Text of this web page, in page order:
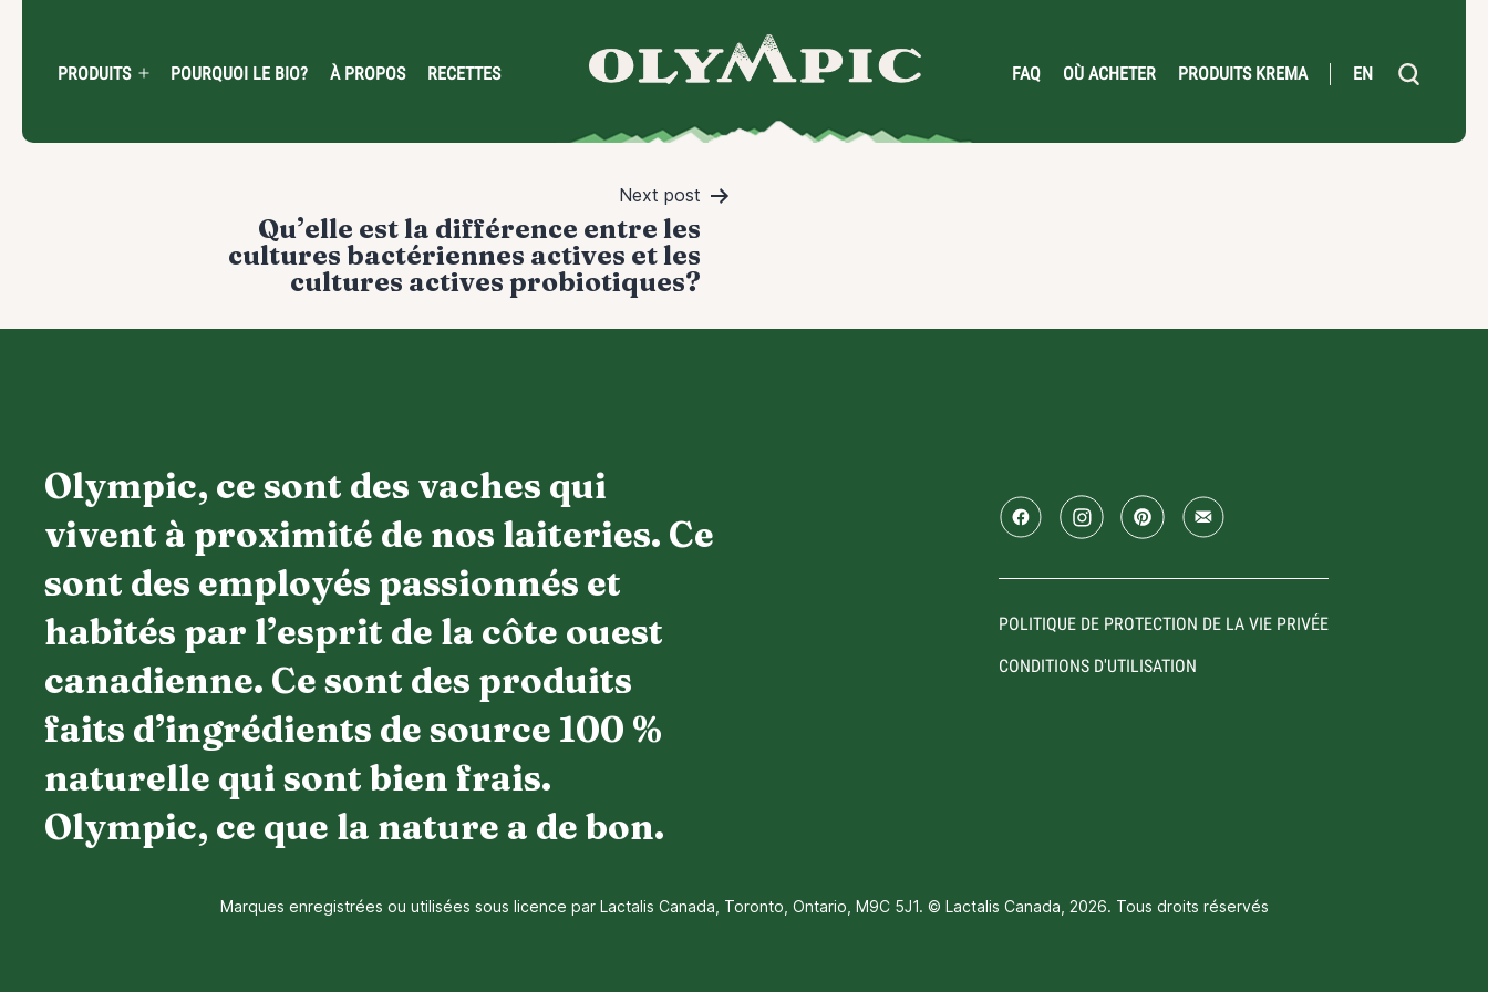
PRODUITS
Open
POURQUOI LE BIO? À PROPOS RECETTES FAQ OÙ ACHETER PRODUITS KREMA EN
Navigation
l'article
Next post
Qu’elle est la différence entre les
cultures bactériennes actives et les
cultures actives probiotiques?
Olympic, ce sont des vaches qui
vivent à proximité de nos laiteries. Ce
sont des employés passionnés et
habités par l’esprit de la côte ouest
canadienne. Ce sont des produits
faits d’ingrédients de source 100 %
naturelle qui sont bien frais.
Olympic, ce que la nature a de bon.
POLITIQUE DE PROTECTION DE LA VIE PRIVÉE
CONDITIONS D'UTILISATION
Marques enregistrées ou utilisées sous licence par Lactalis Canada, Toronto, Ontario, M9C 5J1. © Lactalis Canada, 2026. Tous droits réservés